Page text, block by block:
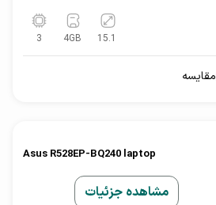
15.1
4GB
3
مقایسه
Asus R528EP-BQ240 laptop
مشاهده جزئیات